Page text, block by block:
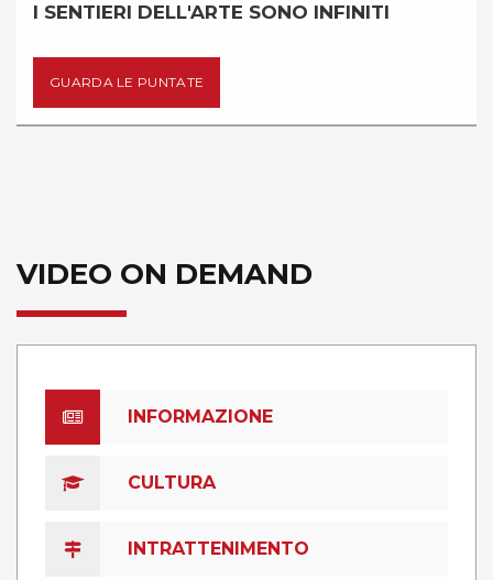
SONO INFINITI SKI ALP - I
VIDEO ON DEMAND
INFORMAZIONE
CULTURA
INTRATTENIMENTO